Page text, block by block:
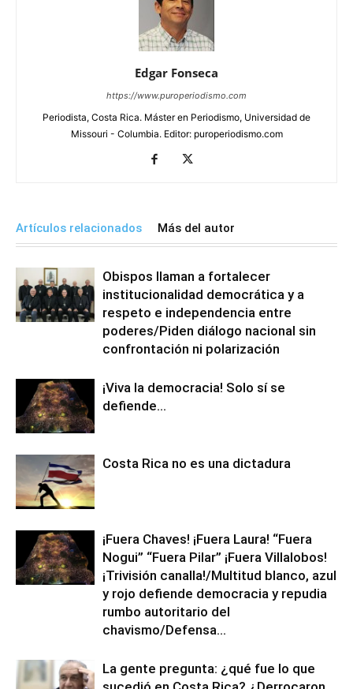
Edgar Fonseca
https://www.puroperiodismo.com
Periodista, Costa Rica. Máster en Periodismo, Universidad de
Missouri - Columbia. Editor: puroperiodismo.com
Artículos relacionados Más del autor
Obispos llaman a fortalecer
institucionalidad democrática y a
respeto e independencia entre
poderes/Piden diálogo nacional sin
confrontación ni polarización
¡Viva la democracia! Solo sí se
defiende…
Costa Rica no es una dictadura
¡Fuera Chaves! ¡Fuera Laura! “Fuera
Nogui” “Fuera Pilar” ¡Fuera Villalobos!
¡Trivisión canalla!/Multitud blanco, azul
y rojo defiende democracia y repudia
rumbo autoritario del
chavismo/Defensa...
La gente pregunta: ¿qué fue lo que